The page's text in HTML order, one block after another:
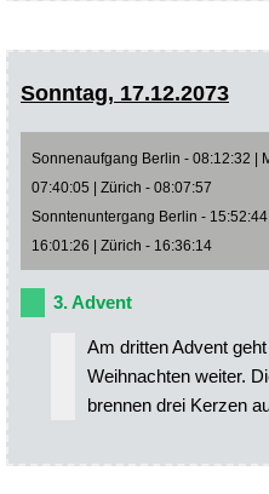
Sonntag, 17.12.2073
Sonnenaufgang Berlin - 08:12:32 |
07:40:05 | Zürich - 08:07:57
Sonntenuntergang Berlin -
16:01:26 | Zürich - 16:36:14
3. Advent
Am dritten Advent
Weihnachten weiter.
brennen drei Kerzen